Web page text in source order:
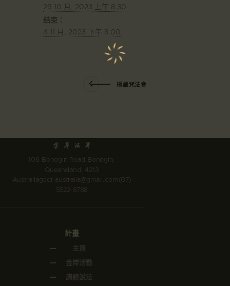
29 10 月, 2023 上午 8:30
结束：
4 11 月, 2023 下午 8:00
楞嚴咒法會
106 Bonogin Road,Bonogin,
Queensland, 4213
Australia gcdr.australia@gmail.com (07)
5522-8788
計畫
主頁
金岸活動
講經說法